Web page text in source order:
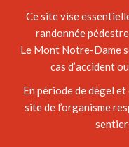
Ce site vise
randonnée
Le Mont Notre-Dame
cas d’accident
En période de dégel
site de l’organisme